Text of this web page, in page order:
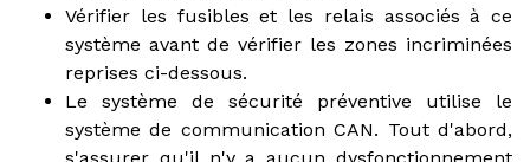
Vérifier les fusibles et les relais associés à ce
système avant de vérifier les zones incriminées
reprises ci-dessous.
Le système de sécurité préventive utilise le
système de communication CAN. Tout d'abord,